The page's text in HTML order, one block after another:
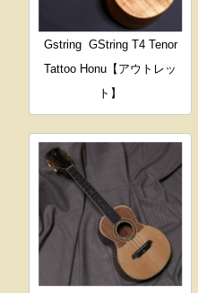
Gstring GString T4 Tenor
Tattoo Honu【アウトレッ
ト】